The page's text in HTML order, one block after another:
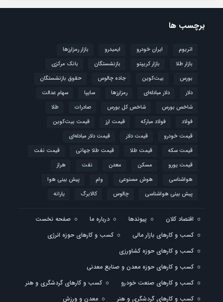
برچسب ها
اتریوم ایران خودرو ایمیدرو
بازار رمزارزها
بازار طلا
بازار کریپتو بازنشستگان
بانک مرکزی
بورس
بیت‌کوین جاده چالوس
حقوق بازنشستگان
دلار
دلار مبادله‌ای رمزارزها سایپا
سهام عدالت
شاخص بورس
شاخص کل بورس صادرات
طلا
فولاد
فولاد مبارکه قیمت ارز
قیمت بیت‌کوین
قیمت خودرو
قیمت دلار
قیمت دلار مبادله‌ای
قیمت سکه
قیمت طلا قیمت طلا جهانی
قیمت نفت
قیمت یورو
مسکن معدن نفت
هراز
هواشناسی
هوش مصنوعی وام
پیش بینی هوا
پیش بینی هواشناسی
چالوس کالابرگ یارانه
اقتصاد کلان پیوندها درباره ما
صفحه نخست
کسب و کارهای بازار مالی
کسب و کارهای حوزه انرژی
کسب و کارهای حوزه کشاورزی
کسب و کارهای حوزه معدن و صنایع معدنی
کسب و کارهای صنعت خودرو
کسب و کارهای گردشگری و هنر
کسب و کارهای گردشگری و هنر
معدن و ورزش